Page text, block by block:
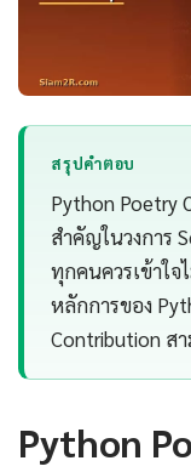
สรุปคำตอบ
Python Poetry
สำคัญในวงการ
ทุกคนควรเข้าใ
หลักการของ
Contribution ส
Python